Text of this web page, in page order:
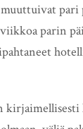
pari
parin